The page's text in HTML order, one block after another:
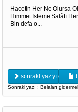
Hacetin Her Ne Olursa
Himmet İsteme Salâtı
Bin defa o...
sonraki yazıyı oku
Sonraki yazı : Belaları